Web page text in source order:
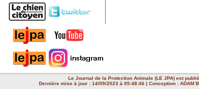
Le Journal de la Protection Animale (LE JPA) est
Dernière mise à jour : 14/09/2023 à 05:48:46 | Conception : ADAM